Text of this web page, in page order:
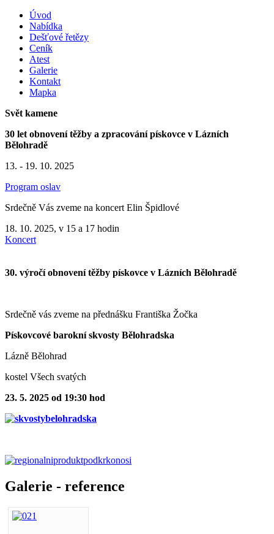
Úvod
Nabídka
Dešťové řetězy
Ceník
Atest
Galerie
Kontakt
Mapka
Svět kamene
30 let obnovení těžby a zpracování pískovce v Lázních
Bělohradě
13. - 19. 10. 2025
Program oslav
Srdečně Vás zveme na koncert Elin Špidlové
18. 10. 2025, v 15 a 17 hodin
Koncert
30. výročí obnovení těžby pískovce v Lázních Bělohradě
Srdečně vás zveme na přednášku Františka Žočka
Pískovcové barokní skvosty Bělohradska
Lázně Bělohrad
kostel Všech svatých
23. 5. 2025 od 19:30 hod
Galerie - reference